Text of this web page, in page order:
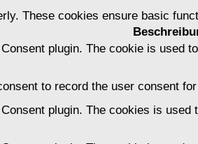
These cookies ensure basic
plugin. The cookie is used
to record the user consent
plugin. The cookies is